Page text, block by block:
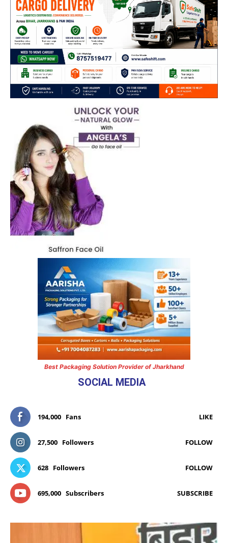
Best Packaging Solution Provider of Jharkhand
SOCIAL MEDIA
194,000 Fans LIKE
27,500 Followers FOLLOW
628 Followers FOLLOW
695,000 Subscribers SUBSCRIBE